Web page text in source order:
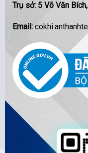
Trụ sở: 5 Võ Văn
Email: